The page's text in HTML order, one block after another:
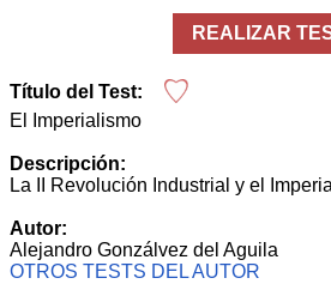
REALIZAR
Título del Test:
El Imperialismo
Descripción:
La II Revolución Industrial y el
Autor:
Alejandro Gonzálvez del Aguila
OTROS TESTS DEL AUTOR